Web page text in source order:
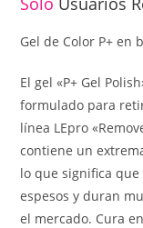
Gel de Color P+ en
El gel «P+ Gel
formulado para
línea LEpro
contiene un
lo que significa que
espesos y duran
el mercado. Cura